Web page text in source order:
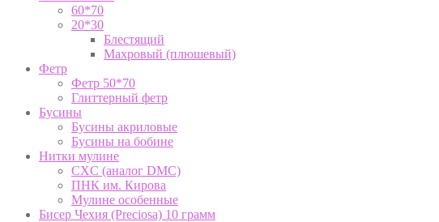
60*70
20*30
Блестящий
Махровый (плюшевый)
Фетр
Фетр 50*70
Глиттерный фетр
Бусины
Бусины акриловые
Бусины на бобине
Нитки мулине
CXC (аналог DMC)
ПНК им. Кирова
Мулине особенные
Бисер Чехия (Preciosa) 10 грамм